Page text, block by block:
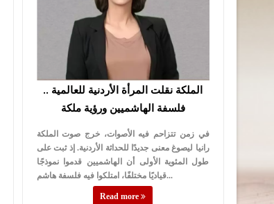
الملكة نقلت المرأة الأردنية للعالمية ..
فلسفة الهاشميين ورؤية ملكة
في زمن تتزاحم فيه الأصوات، خرج صوت الملكة
رانيا ليصوغ معنى جديدًا للحداثة الأردنية. إذ ثبت على
طول المئوية الأولى أن الهاشميين قدموا نموذجًا
قياديًا مختلفًا، امتلكوا فيه فلسفة هاشم...
Read more